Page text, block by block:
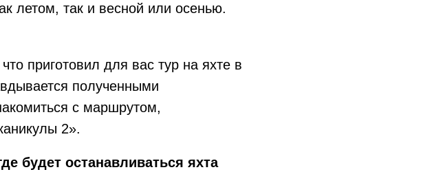
летом, так и весной или осенью.
приготовил для вас тур на яхте в
полученными
с маршрутом,
2».
будет останавливаться яхта